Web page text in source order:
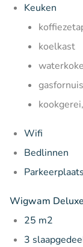
Keuken
koelkast
gasfornuis
Wifi
Bedlinnen
Wigwam Deluxe
25 m2
3